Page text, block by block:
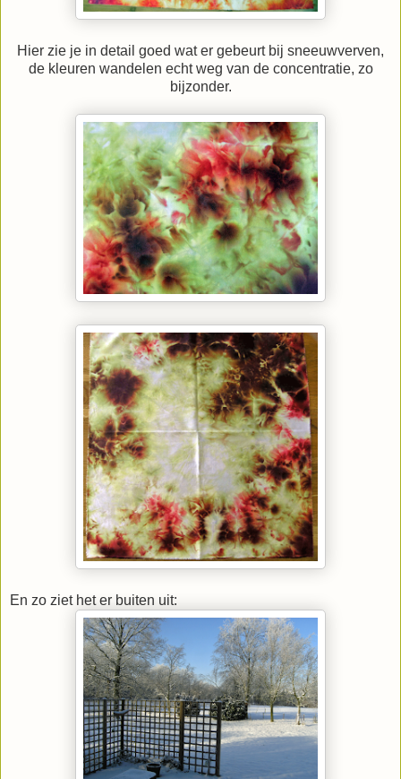
Hier zie je in detail goed wat er gebeurt bij sneeuwverven,
de kleuren wandelen echt weg van de concentratie, zo
bijzonder.
En zo ziet het er buiten uit: